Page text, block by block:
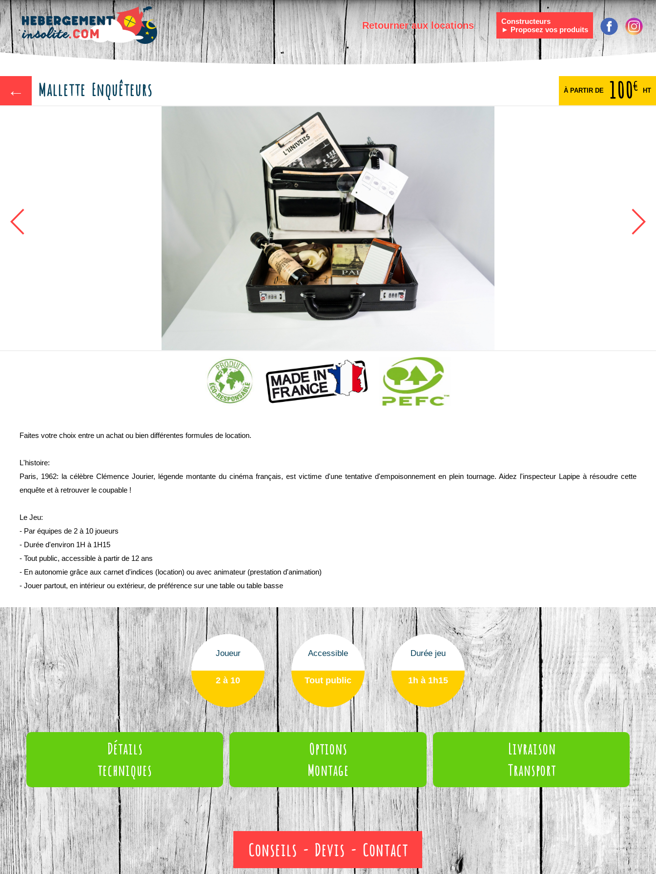
Constructeurs
► Proposez vos produits
Retourner aux locations
← Mallette Enquêteurs HT
100€
À PARTIR DE
Faites votre choix entre un achat ou bien différentes formules de location.
L'histoire:
Paris, 1962: la célèbre Clémence Jourier, légende montante du cinéma français, est victime d'une tentative d'empoisonnement en plein tournage. Aidez l'inspecteur Lapipe à résoudre cette
enquête et à retrouver le coupable !
Le Jeu:
- Par équipes de 2 à 10 joueurs
- Durée d'environ 1H à 1H15
- Tout public, accessible à partir de 12 ans
- En autonomie grâce aux carnet d'indices (location) ou avec animateur (prestation d'animation)
- Jouer partout, en intérieur ou extérieur, de préférence sur une table ou table basse
Joueur
2 à 10
Accessible
Tout public
Durée jeu
1h à 1h15
Détails
techniques
Options
Montage
Livraison
Transport
Conseils - Devis - Contact